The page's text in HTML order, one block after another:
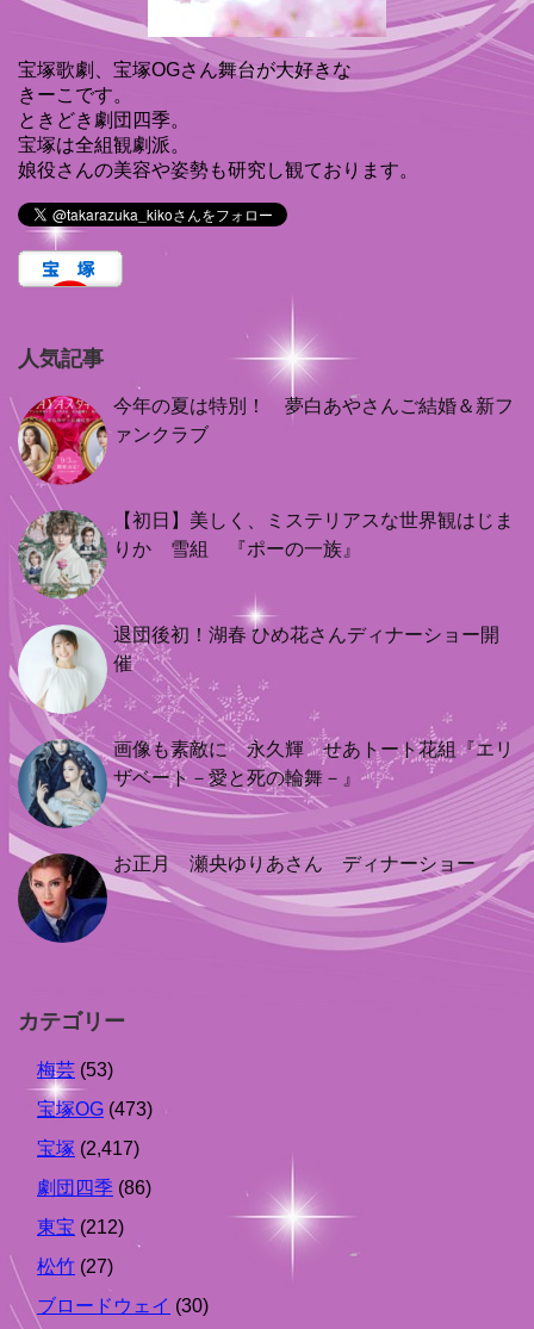
宝塚歌劇、宝塚OGさん舞台が大好きな
きーこです。
ときどき劇団四季。
宝塚は全組観劇派。
娘役さんの美容や姿勢も研究し観ております。
人気記事
今年の夏は特別！ 夢白あやさんご結婚＆新フ
ァンクラブ
【初日】美しく、ミステリアスな世界観はじま
りか 雪組 『ポーの一族』
退団後初！湖春 ひめ花さんディナーショー開
催
画像も素敵に 永久輝 せあトート花組『エリ
ザベート－愛と死の輪舞－』
お正月 瀬央ゆりあさん ディナーショー
カテゴリー
梅芸 (53)
宝塚OG (473)
宝塚 (2,417)
劇団四季 (86)
東宝 (212)
松竹 (27)
ブロードウェイ (30)